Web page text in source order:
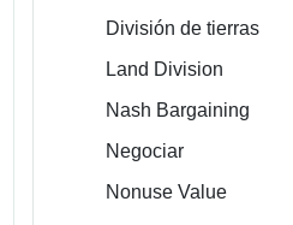
División de tierras
Land Division
Nash Bargaining
Negociar
Nonuse Value